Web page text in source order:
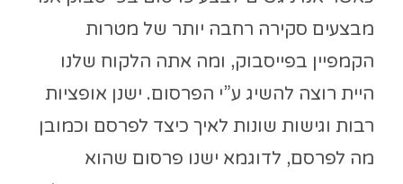
מבצעים סקירה רחבה יותר של מטרות
הקמפיין בפייסבוק, ומה אתה הלקוח שלנו
היית רוצה להשיג ע”י הפרסום. ישנן אופציות
רבות וגישות שונות לאיך כיצד לפרסם וכמובן
מה לפרסם, לדוגמא ישנו פרסום שהוא